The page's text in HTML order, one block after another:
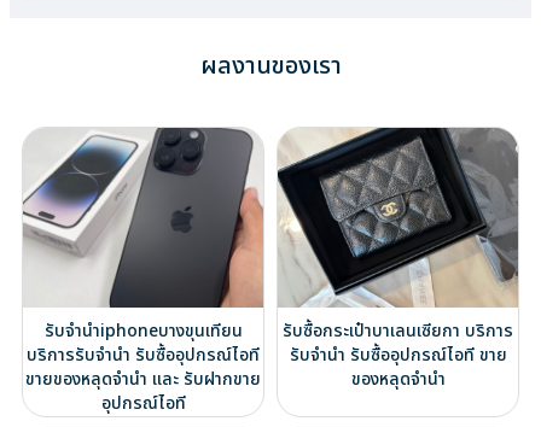
ผลงานของเรา
รับจำนำiphoneบางขุนเทียน
บริการรับจำนำ รับซื้ออุปกรณ์ไอที
ขายของหลุดจำนำ และ รับฝากขาย
อุปกรณ์ไอที
รับซื้อกระเป๋าบาเลนเซียกา บริการ
รับจำนำ รับซื้ออุปกรณ์ไอที ขาย
ของหลุดจำนำ